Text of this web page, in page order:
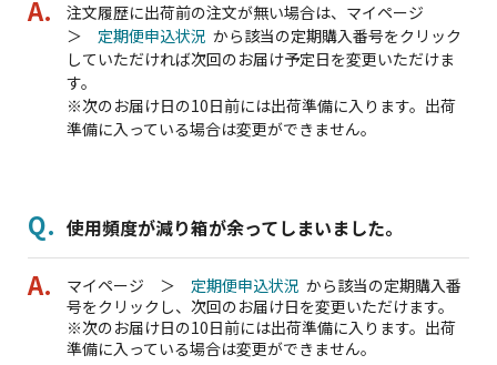
注文履歴に出荷前の注文が無い場合は、マイページ
＞ 定期便申込状況 から該当の定期購入番号をクリック
していただければ次回のお届け予定日を変更いただけま
す。
※次のお届け日の10日前には出荷準備に入ります。出荷
準備に入っている場合は変更ができません。
使用頻度が減り箱が余ってしまいました。
マイページ ＞ 定期便申込状況 から該当の定期購入番
号をクリックし、次回のお届け日を変更いただけます。
※次のお届け日の10日前には出荷準備に入ります。出荷
準備に入っている場合は変更ができません。